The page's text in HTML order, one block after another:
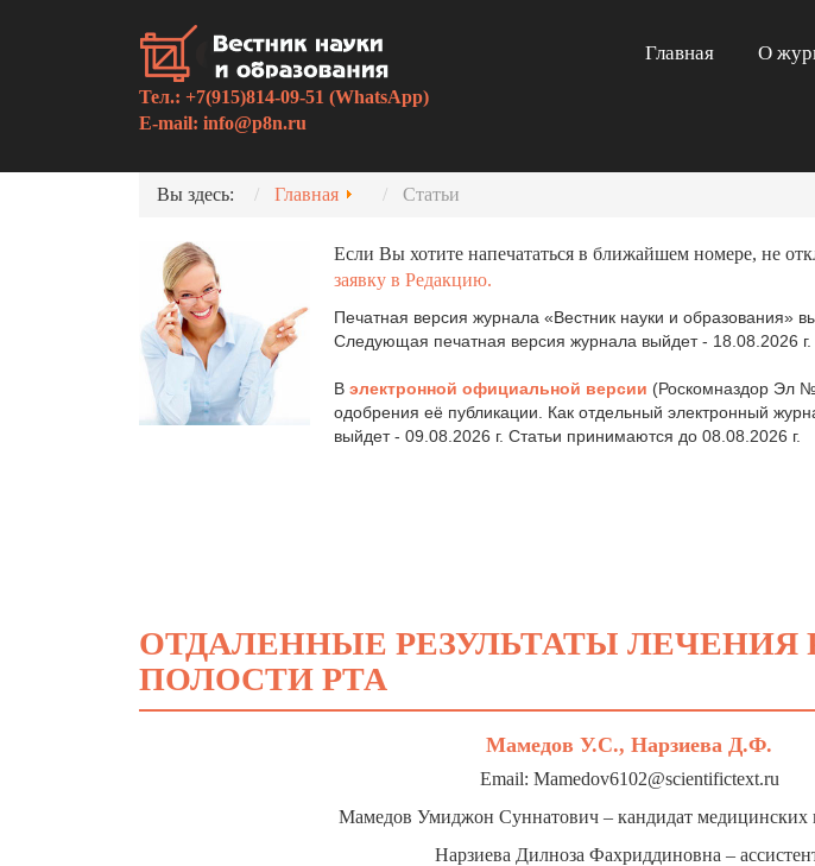
Тел.: +7(915)814-09-51 (WhatsApp)
E-mail: info@p8n.ru
Главная О
Вы здесь: Главная Статьи
Если Вы хотите напечататься в ближайшем номере, не
заявку в Редакцию.
Печатная версия журнала «Вестник науки и образования»
Следующая печатная версия журнала выйдет - 18.08.2026
В электронной официальной версии (Роскомназдор Эл
одобрения её публикации. Как отдельный электронный
выйдет - 09.08.2026 г. Статьи принимаются до 08.08.2026 г.
ОТДАЛЕННЫЕ РЕЗУЛЬТАТЫ ЛЕЧЕНИЯ
ПОЛОСТИ РТА
Мамедов У.С., Нарзиева Д.Ф.
Email: Mamedov6102@scientifictext.ru
Мамедов Умиджон Суннатович – кандидат медицинских
Нарзиева Дилноза Фахриддиновна –